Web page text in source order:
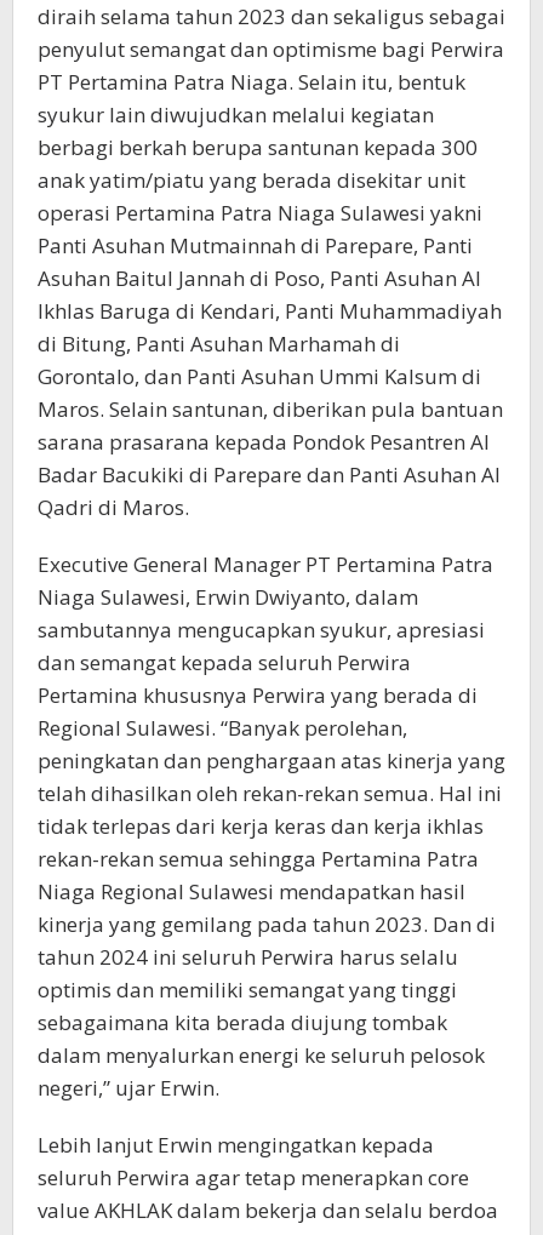
diraih selama tahun 2023 dan sekaligus sebagai
penyulut semangat dan optimisme bagi Perwira
PT Pertamina Patra Niaga. Selain itu, bentuk
syukur lain diwujudkan melalui kegiatan
berbagi berkah berupa santunan kepada 300
anak yatim/piatu yang berada disekitar unit
operasi Pertamina Patra Niaga Sulawesi yakni
Panti Asuhan Mutmainnah di Parepare, Panti
Asuhan Baitul Jannah di Poso, Panti Asuhan Al
Ikhlas Baruga di Kendari, Panti Muhammadiyah
di Bitung, Panti Asuhan Marhamah di
Gorontalo, dan Panti Asuhan Ummi Kalsum di
Maros. Selain santunan, diberikan pula bantuan
sarana prasarana kepada Pondok Pesantren Al
Badar Bacukiki di Parepare dan Panti Asuhan Al
Qadri di Maros.
Executive General Manager PT Pertamina Patra
Niaga Sulawesi, Erwin Dwiyanto, dalam
sambutannya mengucapkan syukur, apresiasi
dan semangat kepada seluruh Perwira
Pertamina khususnya Perwira yang berada di
Regional Sulawesi. “Banyak perolehan,
peningkatan dan penghargaan atas kinerja yang
telah dihasilkan oleh rekan-rekan semua. Hal ini
tidak terlepas dari kerja keras dan kerja ikhlas
rekan-rekan semua sehingga Pertamina Patra
Niaga Regional Sulawesi mendapatkan hasil
kinerja yang gemilang pada tahun 2023. Dan di
tahun 2024 ini seluruh Perwira harus selalu
optimis dan memiliki semangat yang tinggi
sebagaimana kita berada diujung tombak
dalam menyalurkan energi ke seluruh pelosok
negeri,” ujar Erwin.
Lebih lanjut Erwin mengingatkan kepada
seluruh Perwira agar tetap menerapkan core
value AKHLAK dalam bekerja dan selalu berdoa